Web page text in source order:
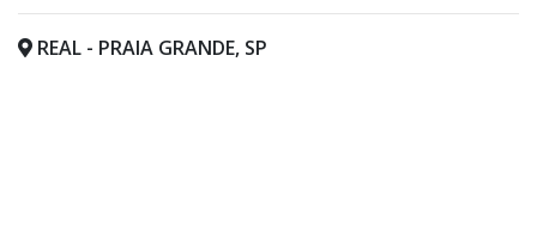
REAL - PRAIA GRANDE, SP